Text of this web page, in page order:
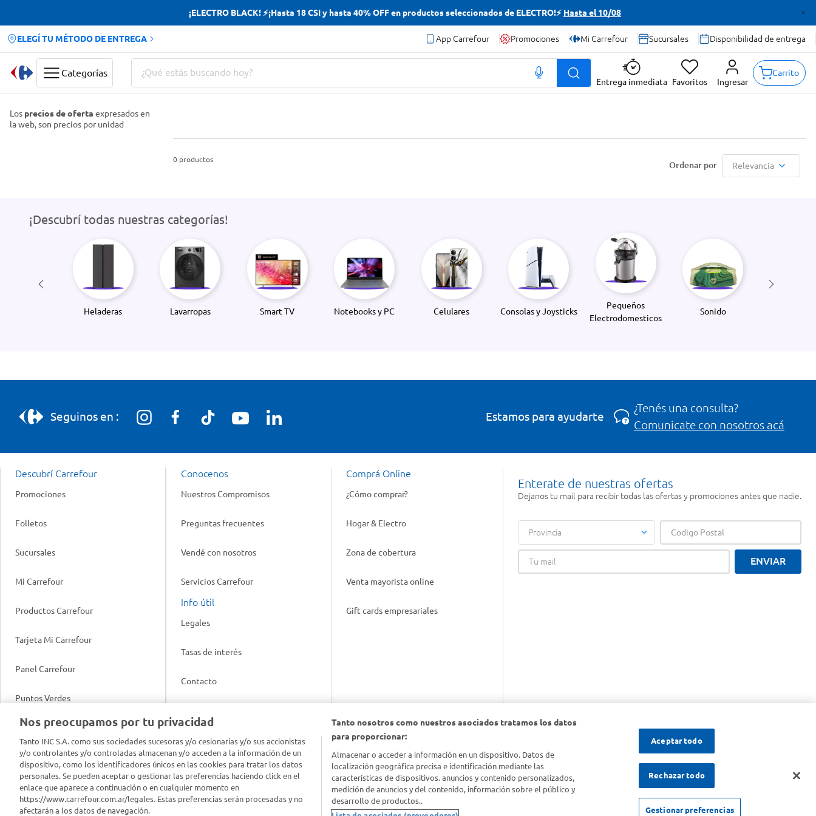
¡ELECTRO BLACK! ⚡¡Hasta 18 CSI y hasta 40% OFF en productos seleccionados de ELECTRO!⚡ Hasta el 10/08
ELEGÍ TU MÉTODO DE ENTREGA App Carrefour Promociones Mi Carrefour Sucursales Disponibilidad de entrega
Categorías
¿Qué estás buscando hoy?
Entrega inmediata Favoritos Ingresar
Carrito
Los precios de oferta expresados en
la web, son precios por unidad
0 productos
Relevancia
¡Descubrí todas nuestras categorías!
Heladeras Lavarropas Smart TV Notebooks y PC Celulares Consolas y Joysticks
Pequeños
Electrodomesticos
Sonido
Seguinos en : Estamos para ayudarte
¿Tenés una consulta?
Comunicate con nosotros acá
Descubrí Carrefour
Promociones
Folletos
Sucursales
Mi Carrefour
Productos Carrefour
Tarjeta Mi Carrefour
Panel Carrefour
Puntos Verdes
App Carrefour
Comprometidos Carrefour
Conocenos
Nuestros Compromisos
Preguntas frecuentes
Vendé con nosotros
Servicios Carrefour
Info útil
Legales
Tasas de interés
Contacto
Política de Bienestar Animal
Reporte de Sustentabilidad
Comprá Online
¿Cómo comprar?
Hogar & Electro
Zona de cobertura
Venta mayorista online
Gift cards empresariales
Enterate de nuestras ofertas
Dejanos tu mail para recibir todas las ofertas y promociones antes que nadie.
Provincia
ENVIAR
SOLICITUD DE ARREPENTIMIENTO
Nos preocupamos por tu privacidad
Tanto INC S.A. como sus sociedades sucesoras y/o cesionarias y/o sus accionistas
y/o controlantes y/o controladas almacenan y/o acceden a la información de un
dispositivo, como los identificadores únicos en las cookies para tratar los datos
personales. Se pueden aceptar o gestionar las preferencias haciendo click en el
enlace que aparece a continuación o en cualquier momento en
https://www.carrefour.com.ar/legales. Estas preferencias serán procesadas y no
afectarán a los datos de navegación.
Tanto nosotros como nuestros asociados tratamos los datos
para proporcionar:
Almacenar o acceder a información en un dispositivo. Datos de
localización geográfica precisa e identificación mediante las
características de dispositivos. anuncios y contenido personalizados,
medición de anuncios y del contenido, información sobre el público y
desarrollo de productos..
Aceptar todo
Rechazar todo
Gestionar preferencias
Términos más buscados
Yerba